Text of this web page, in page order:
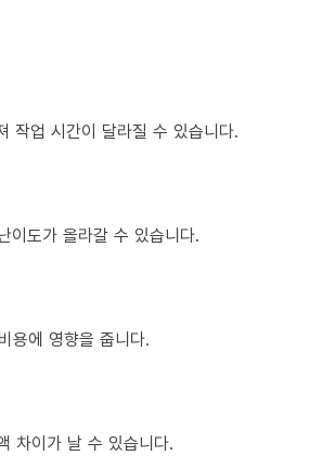
작업 시간이 달라질 수 있습니다.
이도가 올라갈 수 있습니다.
용에 영향을 줍니다.
차이가 날 수 있습니다.